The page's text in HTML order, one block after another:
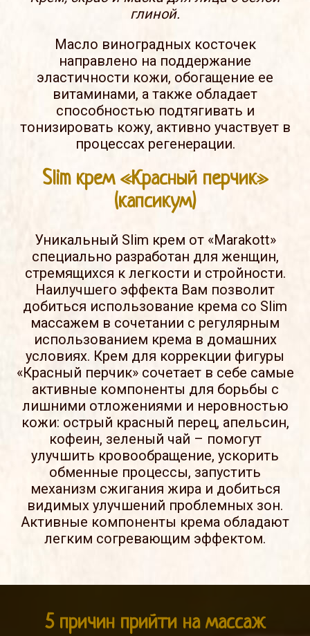
глиной.
Масло виноградных косточек
направлено на поддержание
эластичности кожи, обогащение ее
витаминами, а также обладает
способностью подтягивать и
тонизировать кожу, активно участвует в
процессах регенерации.
Slim крем «Красный перчик»
(капсикум)
Уникальный Slim крем от «Marakott»
специально разработан для женщин,
стремящихся к легкости и стройности.
Наилучшего эффекта Вам позволит
добиться использование крема со Slim
массажем в сочетании с регулярным
использованием крема в домашних
условиях. Крем для коррекции фигуры
«Красный перчик» сочетает в себе самые
активные компоненты для борьбы с
лишними отложениями и неровностью
кожи: острый красный перец, апельсин,
кофеин, зеленый чай – помогут
улучшить кровообращение, ускорить
обменные процессы, запустить
механизм сжигания жира и добиться
видимых улучшений проблемных зон.
Активные компоненты крема обладают
легким согревающим эффектом.
5 причин прийти на массаж